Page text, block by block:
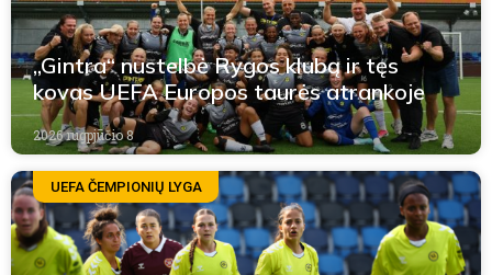
„Gintra“ nustelbė Rygos klubą ir tęs
kovas UEFA Europos taurės atrankoje
2026 rugpjūčio 8
UEFA ČEMPIONIŲ LYGA